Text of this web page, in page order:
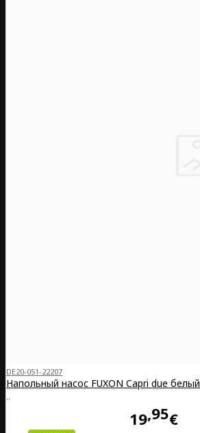
DE20-051-22207
Напольный насос FUXON Capri due белый
..
19 95€